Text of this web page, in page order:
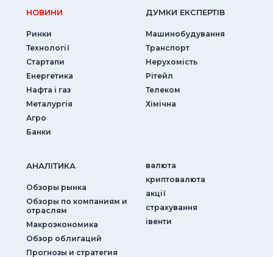
НОВИНИ
Ринки
Технології
Стартапи
Енергетика
Нафта і газ
Металургія
Агро
Банки
ДУМКИ ЕКСПЕРТIВ
Машинобудування
Транспорт
Нерухомість
Рітейл
Телеком
Хімічна
АНАЛIТИКА
Обзоры рынка
Обзоры по компаниям и
отраслям
Макроэкономика
Обзор облигаций
Прогнозы и стратегия
валюта
криптовалюта
акції
страхування
iвенти